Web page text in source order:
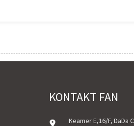
KONTAKT FAN
Keamer E,16/F, DaDa